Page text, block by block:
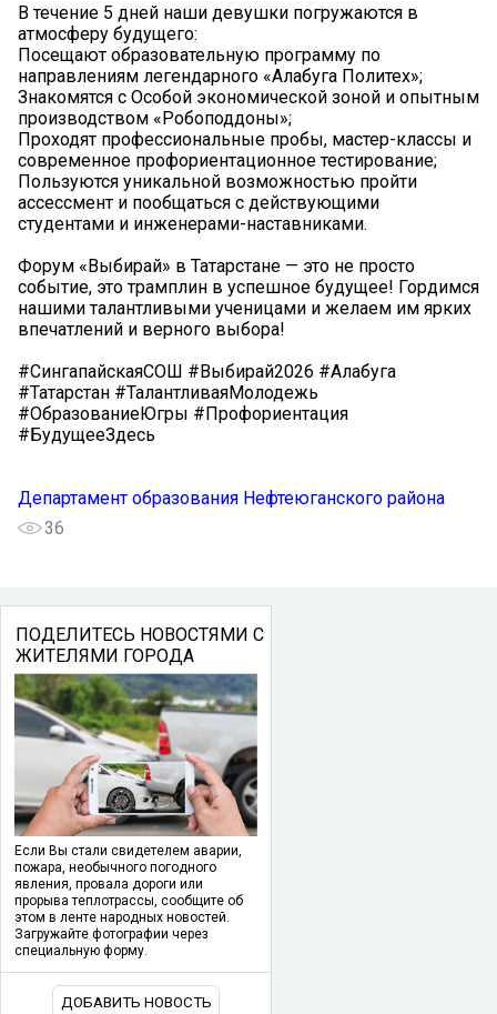
В течение 5 дней наши девушки погружаются в
атмосферу будущего:
Посещают образовательную программу по
направлениям легендарного «Алабуга Политех»;
Знакомятся с Особой экономической зоной и опытным
производством «Робоподдоны»;
Проходят профессиональные пробы, мастер-классы и
современное профориентационное тестирование;
Пользуются уникальной возможностью пройти
ассессмент и пообщаться с действующими
студентами и инженерами-наставниками.
Форум «Выбирай» в Татарстане — это не просто
событие, это трамплин в успешное будущее! Гордимся
нашими талантливыми ученицами и желаем им ярких
впечатлений и верного выбора!
#СингапайскаяСОШ #Выбирай2026 #Алабуга
#Татарстан #ТалантливаяМолодежь
#ОбразованиеЮгры #Профориентация
#БудущееЗдесь
Департамент образования Нефтеюганского района
36
ПОДЕЛИТЕСЬ НОВОСТЯМИ С
ЖИТЕЛЯМИ ГОРОДА
Если Вы стали свидетелем аварии,
пожара, необычного погодного
явления, провала дороги или
прорыва теплотрассы, сообщите об
этом в ленте народных новостей.
Загружайте фотографии через
специальную форму.
ДОБАВИТЬ НОВОСТЬ